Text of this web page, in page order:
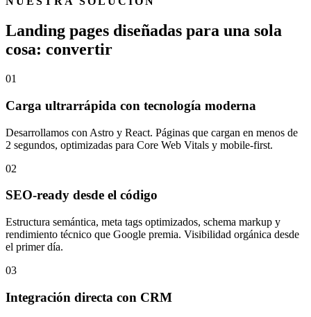
Landing pages diseñadas para una sola
cosa: convertir
01
Carga ultrarrápida con tecnología moderna
Desarrollamos con Astro y React. Páginas que cargan en menos de
2 segundos, optimizadas para Core Web Vitals y mobile-first.
02
SEO-ready desde el código
Estructura semántica, meta tags optimizados, schema markup y
rendimiento técnico que Google premia. Visibilidad orgánica desde
el primer día.
03
Integración directa con CRM